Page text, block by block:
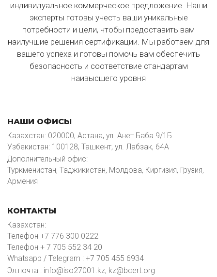
индивидуальное коммерческое предложение. Наши
эксперты готовы учесть ваши уникальные
потребности и цели, чтобы предоставить вам
наилучшие решения сертификации. Мы работаем для
вашего успеха и готовы помочь вам обеспечить
безопасность и соответствие стандартам
наивысшего уровня
НАШИ ОФИСЫ
Казахстан: 020000, Астана, ул. Анет Баба 9/1Б
Узбекистан: 100128, Ташкент, ул. Лабзак, 64А
Дополнительный офис:
Туркменистан, Таджикистан, Молдова, Киргизия, Грузия,
Армения
КОНТАКТЫ
Казахстан:
Телефон +7 776 300 0222
Телефон + 7 705 552 34 20
Whatsapp / Telegram : +7 705 455 6934
Эл.почта : info@iso27001.kz, kz@bcert.org